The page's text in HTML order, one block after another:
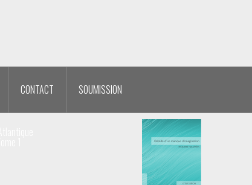
CONTACT SOUMISSION